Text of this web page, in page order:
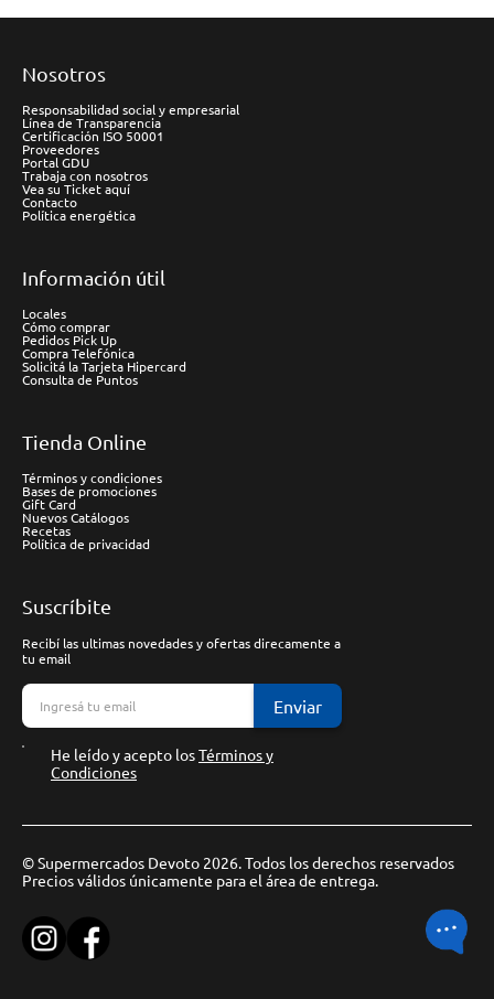
Nosotros
Responsabilidad social y empresarial
Línea de Transparencia
Certificación ISO 50001
Proveedores
Portal GDU
Trabaja con nosotros
Vea su Ticket aquí
Contacto
Política energética
Información útil
Locales
Cómo comprar
Pedidos Pick Up
Compra Telefónica
Solicitá la Tarjeta Hipercard
Consulta de Puntos
Tienda Online
Términos y condiciones
Bases de promociones
Gift Card
Nuevos Catálogos
Recetas
Política de privacidad
Suscríbite
Recibí las ultimas novedades y ofertas direcamente a
tu email
Enviar
He leído y acepto losTérminos y
Condiciones
© Supermercados Devoto 2026. Todos los derechos reservados
Precios válidos únicamente para el área de entrega.